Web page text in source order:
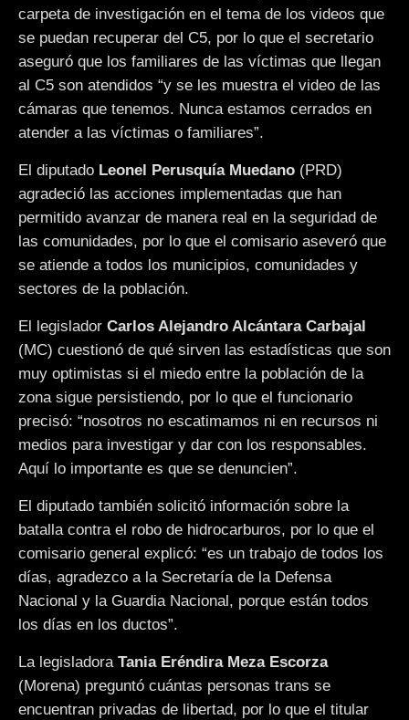
carpeta de investigación en el tema de los videos que
se puedan recuperar del C5, por lo que el secretario
aseguró que los familiares de las víctimas que llegan
al C5 son atendidos “y se les muestra el video de las
cámaras que tenemos. Nunca estamos cerrados en
atender a las víctimas o familiares”.
El diputado Leonel Perusquía Muedano (PRD)
agradeció las acciones implementadas que han
permitido avanzar de manera real en la seguridad de
las comunidades, por lo que el comisario aseveró que
se atiende a todos los municipios, comunidades y
sectores de la población.
El legislador Carlos Alejandro Alcántara Carbajal
(MC) cuestionó de qué sirven las estadísticas que son
muy optimistas si el miedo entre la población de la
zona sigue persistiendo, por lo que el funcionario
precisó: “nosotros no escatimamos ni en recursos ni
medios para investigar y dar con los responsables.
Aquí lo importante es que se denuncien”.
El diputado también solicitó información sobre la
batalla contra el robo de hidrocarburos, por lo que el
comisario general explicó: “es un trabajo de todos los
días, agradezco a la Secretaría de la Defensa
Nacional y la Guardia Nacional, porque están todos
los días en los ductos”.
La legisladora Tania Eréndira Meza Escorza
(Morena) preguntó cuántas personas trans se
encuentran privadas de libertad, por lo que el titular